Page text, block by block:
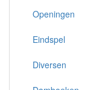
Openingen
Eindspel
Diversen